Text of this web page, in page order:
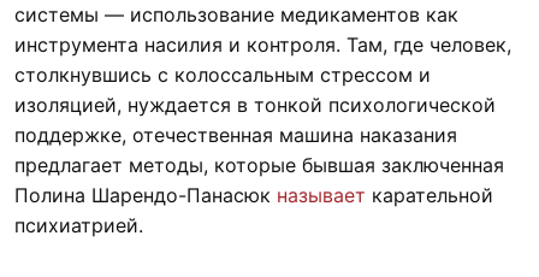
системы — использование медикаментов как
инструмента насилия и контроля. Там, где человек,
столкнувшись с колоссальным стрессом и
изоляцией, нуждается в тонкой психологической
поддержке, отечественная машина наказания
предлагает методы, которые бывшая заключенная
Полина Шарендо-Панасюк называет карательной
психиатрией.